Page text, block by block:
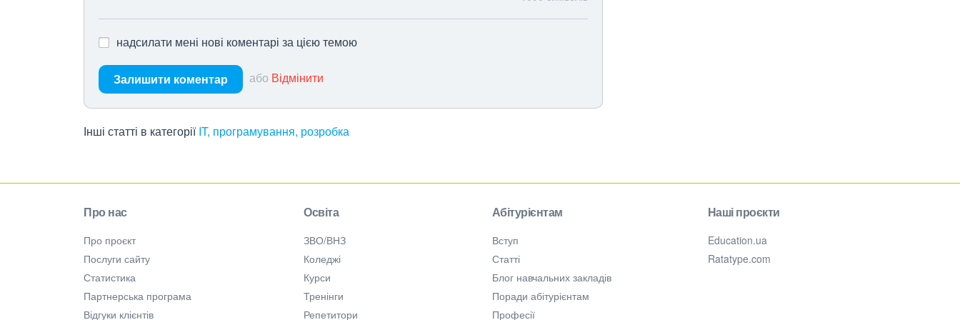
надсилати мені нові коментарі за цією темою
Залишити коментар або Відмінити
Інші статті в категорії IT, програмування, розробка
Про нас
Про проєкт
Послуги сайту
Статистика
Партнерська програма
Відгуки клієнтів
Освіта
ЗВО/ВНЗ
Коледжі
Курси
Тренінги
Репетитори
Абітурієнтам
Вступ
Статті
Блог навчальних закладів
Поради абітурієнтам
Професії
Наші проєкти
Education.ua
Ratatype.com